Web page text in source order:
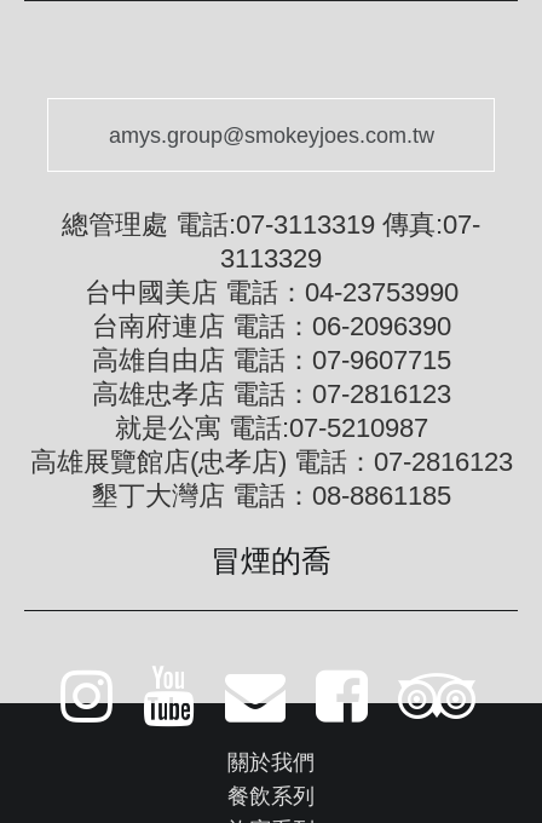
amys.group@smokeyjoes.com.tw
總管理處 電話:07-3113319 傳真:07-
3113329
台中國美店 電話：04-23753990
台南府連店 電話：06-2096390
高雄自由店 電話：07-9607715
高雄忠孝店 電話：07-2816123
就是公寓 電話:07-5210987
高雄展覽館店(忠孝店) 電話：07-2816123
墾丁大灣店 電話：08-8861185
冒煙的喬
關於我們
餐飲系列